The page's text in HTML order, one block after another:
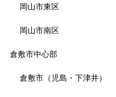
岡山市東区
岡山市南区
倉敷市中心部
倉敷市（児島・下津井）